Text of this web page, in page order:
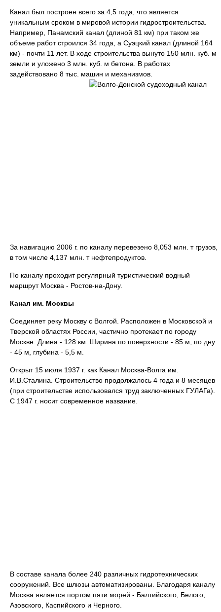
Канал был построен всего за 4,5 года, что является
уникальным сроком в мировой истории гидростроительства.
Например, Панамский канал (длиной 81 км) при таком же
объеме работ строился 34 года, а Суэцкий канал (длиной 164
км) - почти 11 лет. В ходе строительства вынуто 150 млн. куб. м
земли и уложено 3 млн. куб. м бетона. В работах
задействовано 8 тыс. машин и механизмов.
За навигацию 2006 г. по каналу перевезено 8,053 млн. т грузов,
в том числе 4,137 млн. т нефтепродуктов.
По каналу проходит регулярный туристический водный
маршрут Москва - Ростов-на-Дону.
Канал им. Москвы
Соединяет реку Москву с Волгой. Расположен в Московской и
Тверской областях России, частично протекает по городу
Москве. Длина - 128 км. Ширина по поверхности - 85 м, по дну
- 45 м, глубина - 5,5 м.
Открыт 15 июля 1937 г. как Канал Москва-Волга им.
И.В.Сталина. Строительство продолжалось 4 года и 8 месяцев
(при строительстве использовался труд заключенных ГУЛАГа).
С 1947 г. носит современное название.
В составе канала более 240 различных гидротехнических
сооружений. Все шлюзы автоматизированы. Благодаря каналу
Москва является портом пяти морей - Балтийского, Белого,
Азовского, Каспийского и Черного.